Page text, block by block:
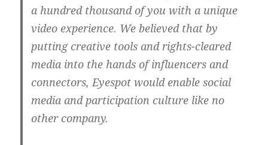
a hundred thousand of you with a unique
video experience. We believed that by
putting creative tools and rights-cleared
media into the hands of influencers and
connectors, Eyespot would enable social
media and participation culture like no
other company.